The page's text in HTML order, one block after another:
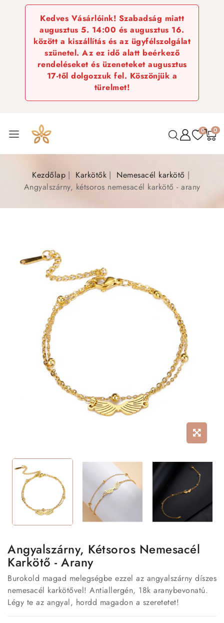
Kedves Vásárlóink! Szabadság miatt
augusztus 5. 14:00 és augusztus 16.
között a kiszállítás és az ügyfélszolgálat
szünetel. Az ez idő alatt beérkező
rendeléseket és üzeneteket augusztus
17-től dolgozzuk fel. Köszönjük a
türelmet!
0 0
Kezdőlap Karkötők
Nemesacél karkötő
Angyalszárny, kétsoros nemesacél karkötő - arany
Angyalszárny, Kétsoros Nemesacél
Karkötő - Arany
Burokold magad melegségbe ezzel az angyalszárny díszes
nemesacél karkötővel! Antiallergén, 18k aranybevonatú.
Légy te az angyal, hordd magadon a szeretetet!